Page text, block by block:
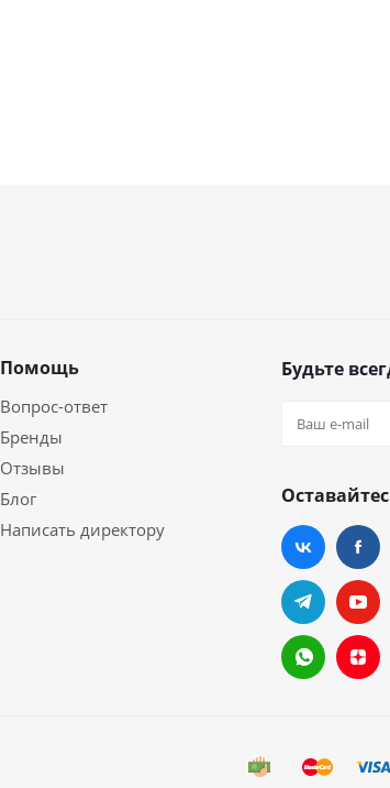
Помощь
Вопрос-ответ
Бренды
Отзывы
Блог
Написать директору
Будьте